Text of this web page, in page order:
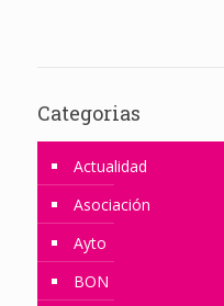
Categorias
Actualidad
Asociación
Ayto
BON